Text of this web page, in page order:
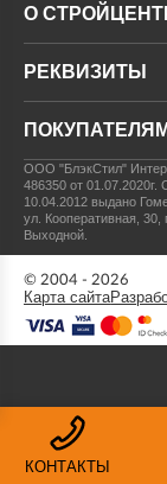
КОНТАКТЫ
О
РЕКВИЗИТЫ
ПОКУПАТЕЛЯМ
ООО "БлэкСтил"
486350 от 01.07.2020г.
10.04.2012 выдано
ул. Кооперативная,
Выходной.
© 2004 - 2026
Карта сайта